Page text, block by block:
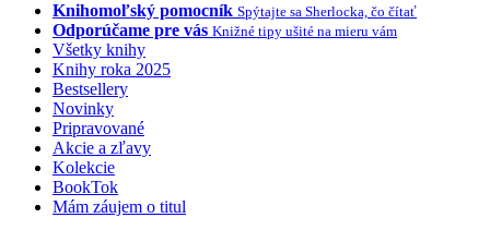
Knihomoľský pomocník Spýtajte sa Sherlocka, čo čítať
Odporúčame pre vás Knižné tipy ušité na mieru vám
Všetky knihy
Knihy roka 2025
Bestsellery
Novinky
Pripravované
Akcie a zľavy
Kolekcie
BookTok
Mám záujem o titul